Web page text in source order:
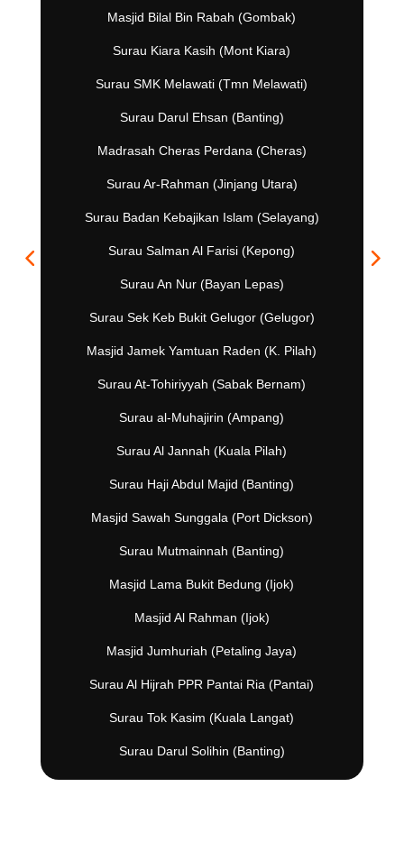
Masjid Bilal Bin Rabah (Gombak)
Surau Kiara Kasih (Mont Kiara)
Surau SMK Melawati (Tmn Melawati)
Surau Darul Ehsan (Banting)
Madrasah Cheras Perdana (Cheras)
Surau Ar-Rahman (Jinjang Utara)
Surau Badan Kebajikan Islam (Selayang)
Surau Salman Al Farisi (Kepong)
Surau An Nur (Bayan Lepas)
Surau Sek Keb Bukit Gelugor (Gelugor)
Masjid Jamek Yamtuan Raden (K. Pilah)
Surau At-Tohiriyyah (Sabak Bernam)
Surau al-Muhajirin (Ampang)
Surau Al Jannah (Kuala Pilah)
Surau Haji Abdul Majid (Banting)
Masjid Sawah Sunggala (Port Dickson)
Surau Mutmainnah (Banting)
Masjid Lama Bukit Bedung (Ijok)
Masjid Al Rahman (Ijok)
Masjid Jumhuriah (Petaling Jaya)
Surau Al Hijrah PPR Pantai Ria (Pantai)
Surau Tok Kasim (Kuala Langat)
Surau Darul Solihin (Banting)